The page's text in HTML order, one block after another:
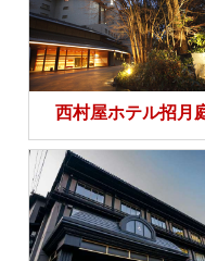
西村屋ホテル招月